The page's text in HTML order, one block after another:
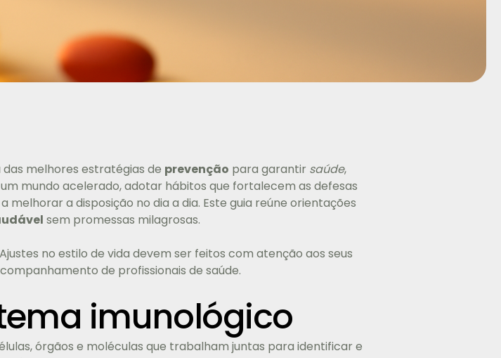
melhores estratégias de prevenção para garantir saúde,
mundo acelerado, adotar hábitos que fortalecem as defesas
a disposição no dia a dia. Este guia reúne orientações
sem promessas milagrosas.
no estilo de vida devem ser feitos com atenção aos seus
de profissionais de saúde.
imunológico
órgãos e moléculas que trabalham juntas para identificar e